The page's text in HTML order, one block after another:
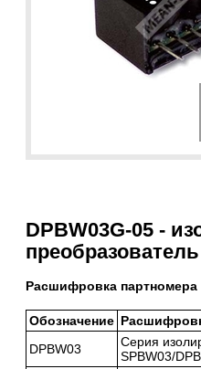
DPBW03G-05 -
Расшифровка партномера
Обозначение
DPBW03
Серия
SPBW03/